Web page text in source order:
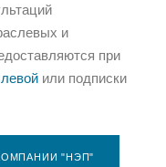
и
при
или подписки
"НЭП"